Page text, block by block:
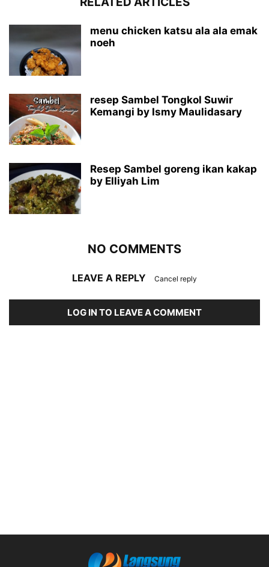
menu chicken katsu ala ala emak
noeh
resep Sambel Tongkol Suwir
Kemangi by Ismy Maulidasary
Resep Sambel goreng ikan kakap
by Elliyah Lim
NO COMMENTS
LEAVE A REPLY Cancel reply
LOG IN TO LEAVE A COMMENT